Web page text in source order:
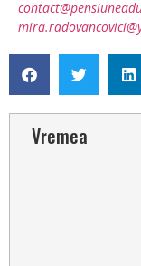
Vremea